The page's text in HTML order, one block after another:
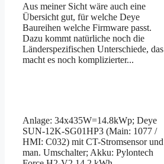
Aus meiner Sicht wäre auch eine
Übersicht gut, für welche Deye
Baureihen welche Firmware passt.
Dazu kommt natürliche noch die
Länderspezifischen Unterschiede, das
macht es noch komplizierter...
Anlage: 34x435W=14.8kWp; Deye
SUN-12K-SG01HP3 (Main: 1077 /
HMI: C032) mit CT-Stromsensor und
man. Umschalter; Akku: Pylontech